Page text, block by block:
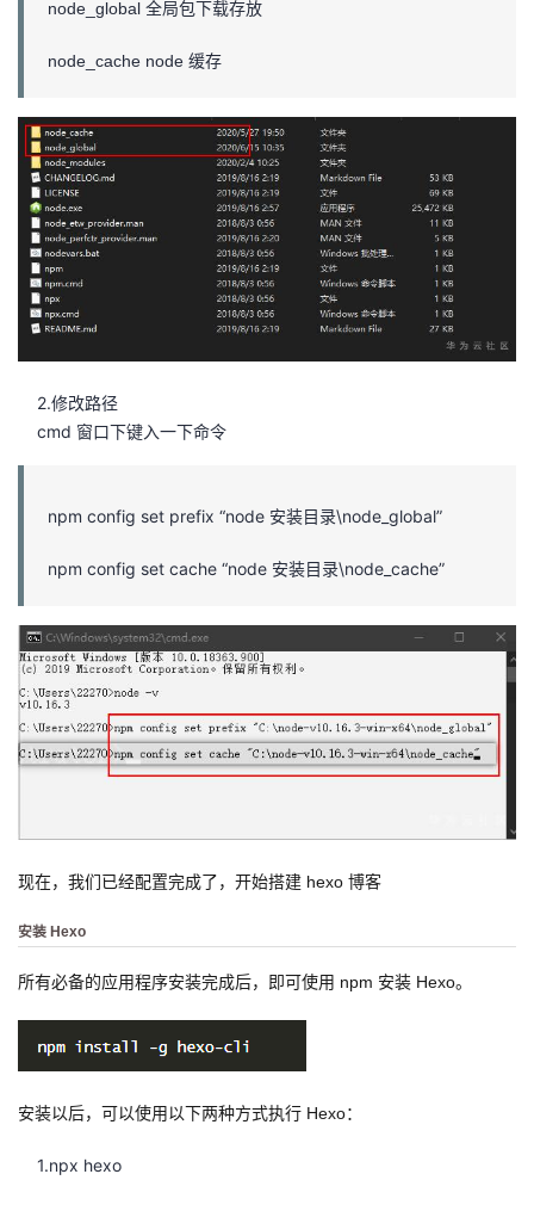
node_global 全局包下载存放
node_cache node 缓存
2.修改路径
cmd 窗口下键入一下命令
npm config set prefix “node 安装目录\node_global”
npm config set cache “node 安装目录\node_cache”
现在，我们已经配置完成了，开始搭建 hexo 博客
安装 Hexo
所有必备的应用程序安装完成后，即可使用 npm 安装 Hexo。
安装以后，可以使用以下两种方式执行 Hexo：
1.npx hexo